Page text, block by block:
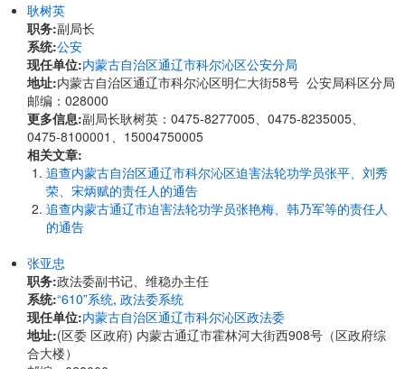
耿树英
职务:副局长
系统:公安
现任单位:内蒙古自治区通辽市科尔沁区公安分局
地址:内蒙古自治区通辽市科尔沁区明仁大街58号 公安局科区分局
邮编：028000
更多信息:副局长耿树英：0475-8277005、0475-8235005、
0475-8100001、15004750005
相关文章:
追查内蒙古自治区通辽市科尔沁区迫害法轮功学员张平、刘秀
荣、宋炳赋的责任人的通告
追查内蒙古通辽市迫害法轮功学员张艳梅、韩乃军等的责任人
的通告
张亚忠
职务:政法委副书记、维稳办主任
系统:“610”系统, 政法委系统
现任单位:内蒙古自治区通辽市科尔沁区政法委
地址:(区委 区政府) 内蒙古通辽市霍林河大街西908号（区政府综
合大楼）